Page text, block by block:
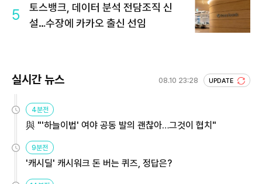
5
토스뱅크, 데이터 분석 전담조직 신
설…수장에 카카오 출신 선임
실시간 뉴스 08.10 23:28 UPDATE
4분전
與 "'하늘이법' 여야 공동 발의 괜찮아…그것이 협치"
9분전
'캐시딜' 캐시워크 돈 버는 퀴즈, 정답은?